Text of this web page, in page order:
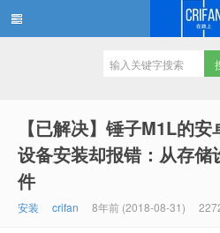
【已解决】锤子M1L的
设备安装却报错：从存
件
安装 crifan 8年前 (2018-08-31)